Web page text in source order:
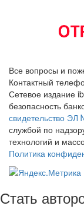
Все вопросы и
Контактный
Сетевое издание
безопасность
свидетельство
службой по
технологий и
Политика
Стать